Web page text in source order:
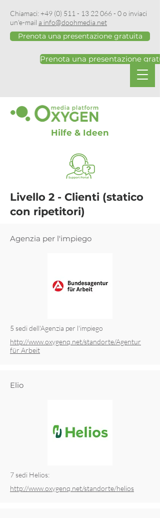
Chiamaci:+49 (0) 511 - 13 22 066 - 0o inviaci
un'e-mail a info@doohmedia.net
Prenota una presentazione gratuita
Prenota una presentazione
Hilfe & Ideen
Livello 2 - Clienti (statico
con ripetitori)
Agenzia per l'impiego
5 sedi dell'Agenzia per l'impiego
http://www.oxygenq.net/standorte/Agentur
für Arbeit
Elio
7 sedi Helios:
http://www.oxygenq.net/standorte/helios